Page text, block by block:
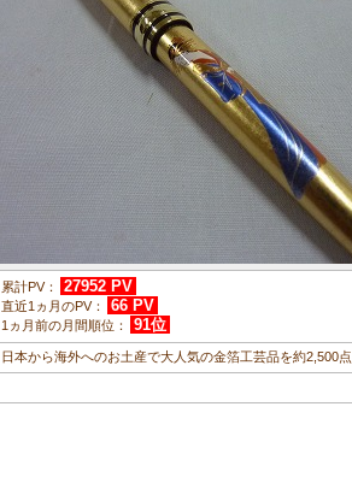
累計PV： 27952 PV
直近1ヵ月のPV： 66 PV
1ヵ月前の月間順位： 91位
日本から海外へのお土産で大人気の金箔工芸品を約2,500